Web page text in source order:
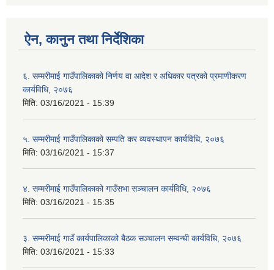
ऐन, कानुन तथा निर्देशिका
६. सम्मरीमाई गाउँपालिकाको निर्णय वा आदेश र अधिकार पत्रको प्रमाणीकरण
कार्यविधि, २०७६
मिति: 03/16/2021 - 15:39
५. सम्मरीमाई गाउँपालिकाको सम्पति कर व्यवस्थापन कार्यविधि, २०७६
मिति: 03/16/2021 - 15:37
४. सम्मरीमाई गाउँपालिकाको गाउँसभा सञ्चालन कार्यविधि, २०७६
मिति: 03/16/2021 - 15:35
३. सम्मरीमाई गाउँ कार्यपालिकाको बैठक सञ्चालन सम्वन्धी कार्यविधि, २०७६
मिति: 03/16/2021 - 15:33